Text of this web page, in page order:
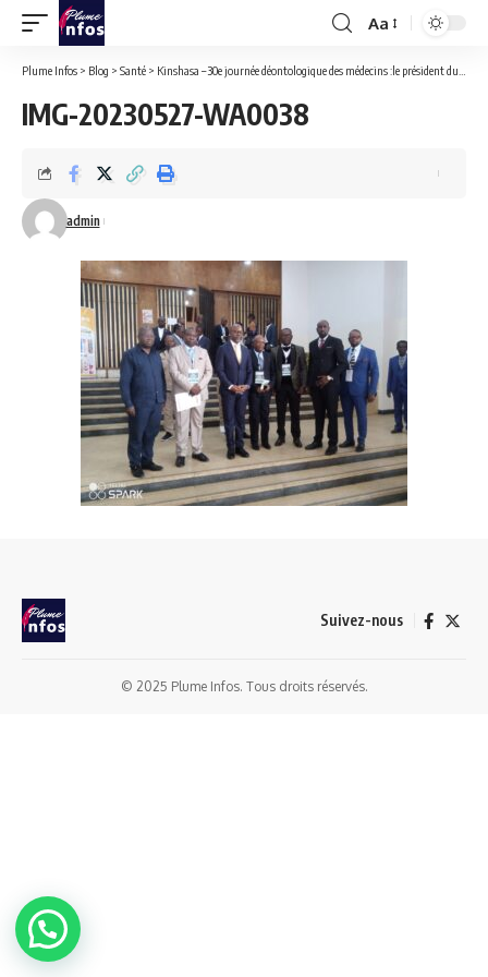
Font
Resizer
Aa
Plume Infos > Blog > Santé > Kinshasa – 30e journée déontologique des médecins :le président du Cuom Dr Elvis Bula a rappelé les droits et devoirs des professionnels de l’art de guérir.
IMG-20230527-WA0038
admin
Suivez-nous
© 2025 Plume Infos. Tous droits réservés.